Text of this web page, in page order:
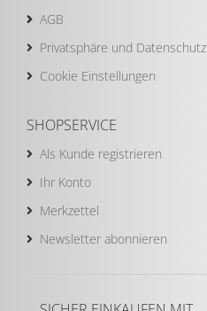
AGB
Privatsphäre und Datenschutz
Cookie Einstellungen
SHOPSERVICE
Als Kunde registrieren
Ihr Konto
Merkzettel
Newsletter abonnieren